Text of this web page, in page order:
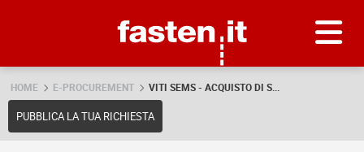
HOME E-PROCUREMENT VITI SEMS - ACQUISTO DI S...
PUBBLICA LA TUA RICHIESTA